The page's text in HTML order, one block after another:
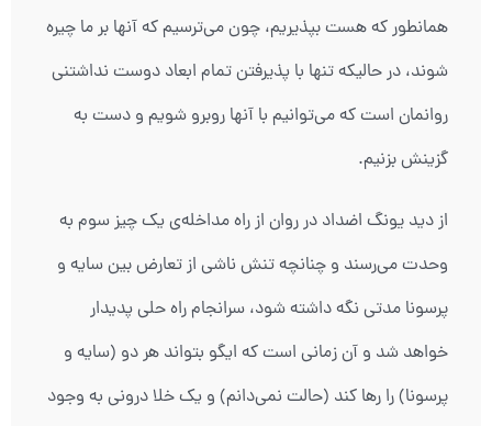
همانطور که هست بپذیریم، چون می‌ترسیم که آنها بر ما چیره
شوند، در حالیکه تنها با پذیرفتن تمام ابعاد دوست نداشتنی
روانمان است که می‌توانیم با آنها روبرو شویم و دست به
گزینش بزنیم.
از دید یونگ اضداد در روان از راه مداخله‌ی یک چیز سوم به
وحدت می‌رسند و چنانچه تنش ناشی از تعارض بین سایه و
پرسونا مدتی نگه داشته شود، سرانجام راه حلی پدیدار
خواهد شد و آن زمانی است که ایگو بتواند هر دو (سایه و
پرسونا) را رها کند (حالت نمی‌دانم) و یک خلا درونی به وجود